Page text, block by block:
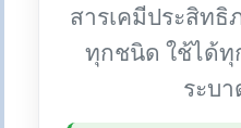
สารเคมีประสิทธิ
ทุกชนิด ใช้ได้ทุ
ระบ